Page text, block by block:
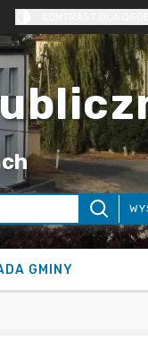
GMINY